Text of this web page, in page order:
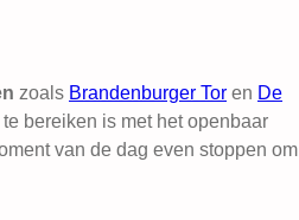
zoals Brandenburger Tor en De
bereiken is met het openbaar
van de dag even stoppen om